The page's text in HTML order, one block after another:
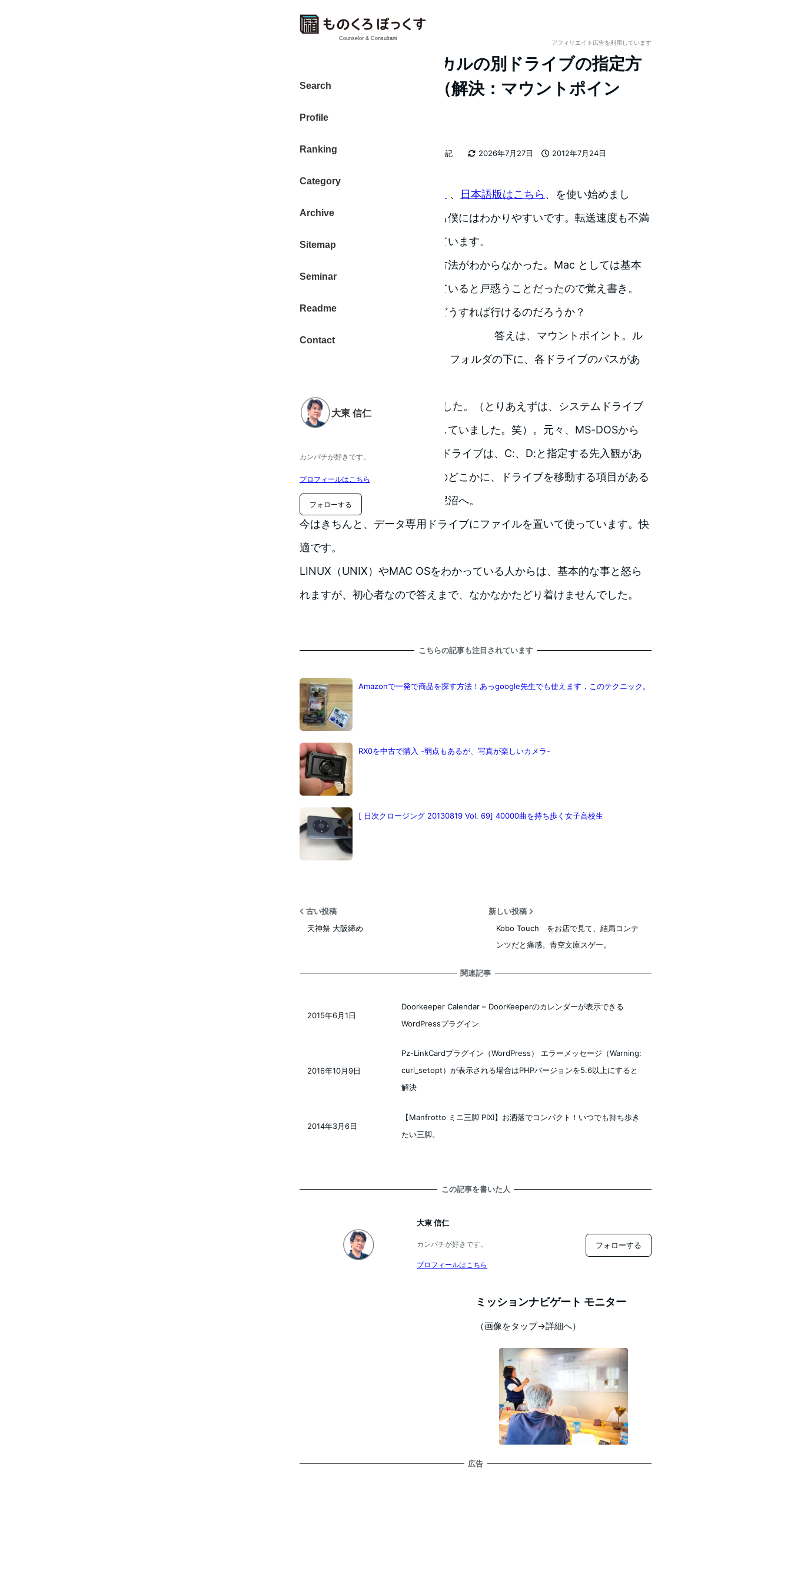
Counselor & Consultant
Search
Profile
Ranking
Category
Archive
Sitemap
Seminar
Readme
Contact
大東 信仁
カンパチが好きです。
プロフィールはこちら
フォローする
アフィリエイト広告を利用しています
FileZilla Mac ローカルの別ドライブの指定方
法がわからない。（解決：マウントポイン
ト）
2026年7月27日
2012年7月24日
者
大東 信仁（ものくろ） 2026年日記
、 日本語版はこちら、を使い始めまし
た。 設定方法、ツリー表示も僕にはわかりやすいです。転送速度も不満
無く、いや、速いかなと思っています。
ローカルの別ドライブに行く方法がわからなかった。Mac としては基本
的なことだが、Finderを使っていると戸惑うことだったので覚え書き。
・ローカルの別ドライブにはどうすれば行けるのだろうか？
答えは、マウントポイント。ル
ート(/)の下にある「VolumeS」フォルダの下に、各ドライブのパスがあ
これだけですが、1週間悩みました。（とりあえずは、システムドライブ
の中で、ファイルをやりくりしていました。笑）。元々、MS-DOSから
Windowsのユーザーなので、ドライブは、C:、D:と指定する先入観があ
りました。なので、メニューのどこかに、ドライブを移動する項目がある
はず！と思い込んでしまい、泥沼へ。
今はきちんと、データ専用ドライブにファイルを置いて使っています。快
適です。
LINUX（UNIX）やMAC OSをわかっている人からは、基本的な事と怒ら
れますが、初心者なので答えまで、なかなかたどり着けませんでした。
こちらの記事も注目されています
Amazonで一発で商品を探す方法！あっgoogle先生でも使えます，このテクニック。
RX0を中古で購入 -弱点もあるが、写真が楽しいカメラ-
[ 日次クロージング 20130819 Vol. 69] 40000曲を持ち歩く女子高校生
古い投稿
天神祭 大阪締め
新しい投稿
Kobo Touch をお店で見て、結局コンテ
ンツだと痛感。青空文庫スゲー。
関連記事
Doorkeeper Calendar – DoorKeeperのカレンダーが表示できる
WordPressプラグイン
2015年6月1日
Pz-LinkCardプラグイン（WordPress） エラーメッセージ（Warning:
curl_setopt）が表示される場合はPHPバージョンを5.6以上にすると
解決
2016年10月9日
【Manfrotto ミニ三脚 PIXI】お洒落でコンパクト！いつでも持ち歩き
たい三脚。
2014年3月6日
この記事を書いた人
大東 信仁
カンパチが好きです。
プロフィールはこちら
フォローする
ミッションナビゲート モニター
（画像をタップ→詳細へ）
広告